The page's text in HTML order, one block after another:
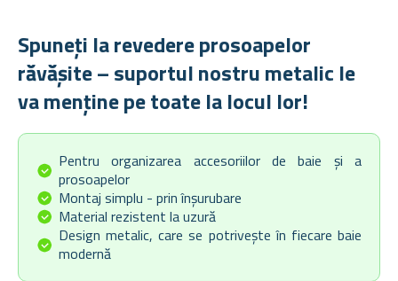
Spuneți la revedere prosoapelor
răvășite – suportul nostru metalic le
va menține pe toate la locul lor!
Pentru organizarea accesoriilor de baie și a
prosoapelor
Montaj simplu - prin înșurubare
Material rezistent la uzură
Design metalic, care se potrivește în fiecare baie
modernă